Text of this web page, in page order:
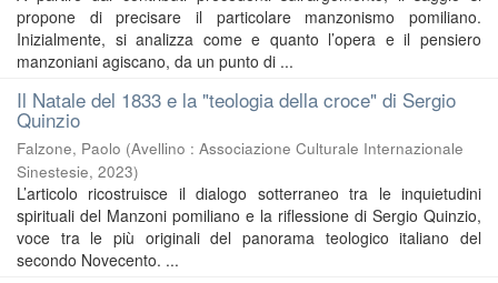
propone di precisare il particolare manzonismo pomiliano.
Inizialmente, si analizza come e quanto l’opera e il pensiero
manzoniani agiscano, da un punto di ...
Il Natale del 1833 e la "teologia della croce" di Sergio
Quinzio
Falzone, Paolo (Avellino : Associazione Culturale Internazionale
Sinestesie, 2023)
L’articolo ricostruisce il dialogo sotterraneo tra le inquietudini
spirituali del Manzoni pomiliano e la riflessione di Sergio Quinzio,
voce tra le più originali del panorama teologico italiano del
secondo Novecento. ...